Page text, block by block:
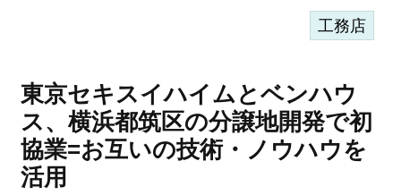
工務店
東京セキスイハイムとベンハウ
ス、横浜都筑区の分譲地開発で初
協業=お互いの技術・ノウハウを
活用